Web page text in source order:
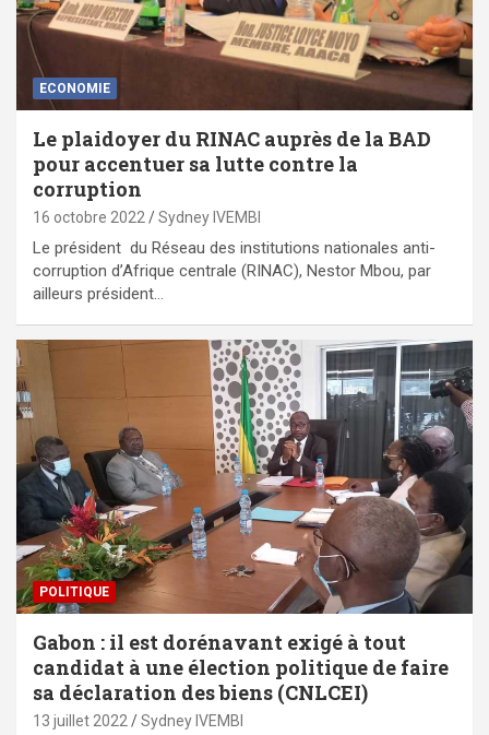
ECONOMIE
Le plaidoyer du RINAC auprès de la BAD
pour accentuer sa lutte contre la
corruption
16 octobre 2022 Sydney IVEMBI
Le président du Réseau des institutions nationales anti-
corruption d’Afrique centrale (RINAC), Nestor Mbou, par
ailleurs président…
POLITIQUE
Gabon : il est dorénavant exigé à tout
candidat à une élection politique de faire
sa déclaration des biens (CNLCEI)
13 juillet 2022 Sydney IVEMBI